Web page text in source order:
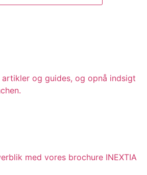
og guides, og opnå indsigt
med vores brochure INEXTIA